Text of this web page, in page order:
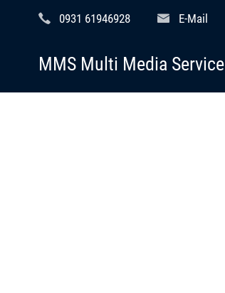
0931 61946928 E-Mail
MMS Multi Media Service